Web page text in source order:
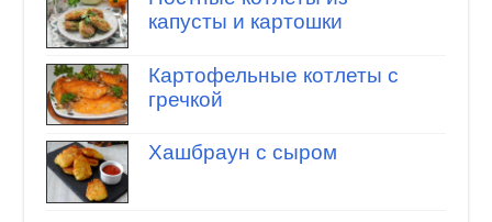
капусты и картошки
Картофельные котлеты с
гречкой
Хашбраун с сыром